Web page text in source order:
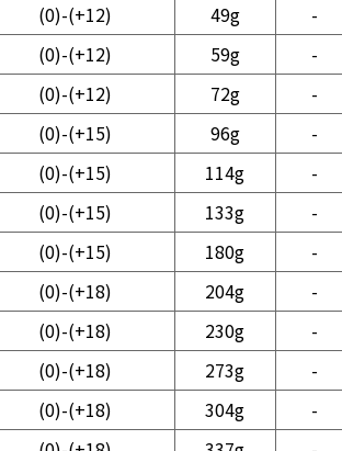
(0)-(+12) 49g -
(0)-(+12) 59g -
(0)-(+12) 72g -
(0)-(+15) 96g -
(0)-(+15) 114g -
(0)-(+15) 133g -
(0)-(+15) 180g -
(0)-(+18) 204g -
(0)-(+18) 230g -
(0)-(+18) 273g -
(0)-(+18) 304g -